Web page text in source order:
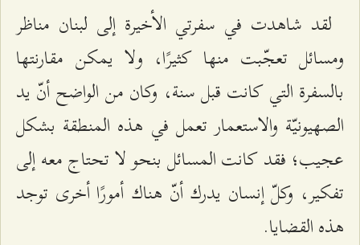
لقد شاهدت في سفرتي الأخيرة إلى لبنان مناظر
ومسائل تعجّبت منها كثيرًا، ولا يمكن مقارنتها
بالسفرة التي كانت قبل سنة، وكان من الواضح أنّ يد
الصهيونيّة والاستعمار تعمل في هذه المنطقة بشكل
عجيب؛ فقد كانت المسائل بنحو لا تحتاج معه إلى
تفكير، وكلّ إنسان يدرك أنّ هناك أمورًا أخرى توجد
هذه القضايا.